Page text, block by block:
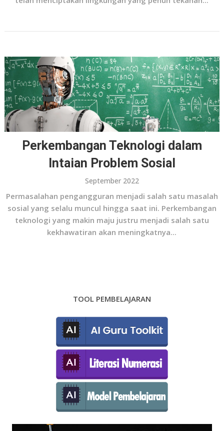
Perkembangan Teknologi dalam
Intaian Problem Sosial
September 2022
Permasalahan pengangguran menjadi salah satu masalah
sosial yang selalu muncul hingga saat ini. Perkembangan
teknologi yang makin maju justru menjadi salah satu
kekhawatiran akan meningkatnya...
TOOL PEMBELAJARAN